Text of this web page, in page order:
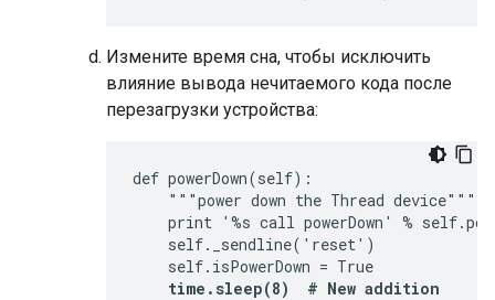
Измените время сна, чтобы исключить
влияние вывода нечитаемого кода после
перезагрузки устройства:
def powerDown(self):
    """power down the Thread device"""
print '%s call powerDown' %
    self._sendline('reset')
    self.isPowerDown = True
time.sleep(8)  # New addition